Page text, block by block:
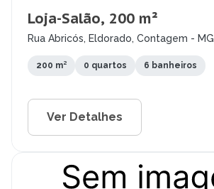
Loja-Salão, 200 m²
Rua Abricós, Eldorado, Contagem - MG
200 m² 0 quartos 6 banheiros
Ver Detalhes